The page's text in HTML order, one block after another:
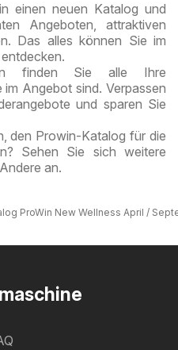
einen neuen Katalog und
Angeboten, attraktiven
Das alles können Sie im
finden Sie alle Ihre
im Angebot sind. Verpassen
und sparen Sie
den Prowin-Katalog für die
Sehen Sie sich weitere
an.
ProWin New Wellness April /